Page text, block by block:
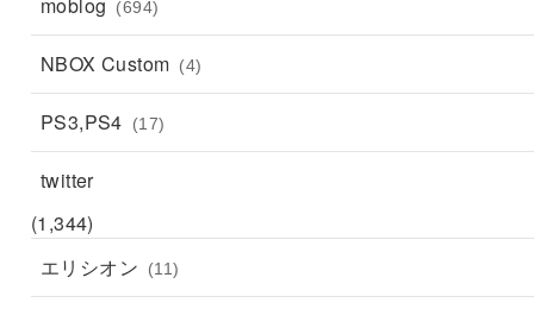
(694)
NBOX Custom (4)
PS3,PS4 (17)
twitter
(1,344)
エリシオン
(11)